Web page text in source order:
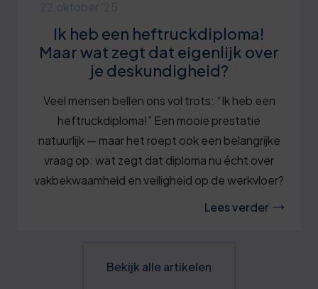
Ik heb een heftruckdiploma!
Maar wat zegt dat eigenlijk over
je deskundigheid?
Veel mensen bellen ons vol trots: “Ik heb een
heftruckdiploma!” Een mooie prestatie
natuurlijk — maar het roept ook een belangrijke
vraag op: wat zegt dat diploma nu écht over
vakbekwaamheid en veiligheid op de werkvloer?
Lees verder
Bekijk alle artikelen